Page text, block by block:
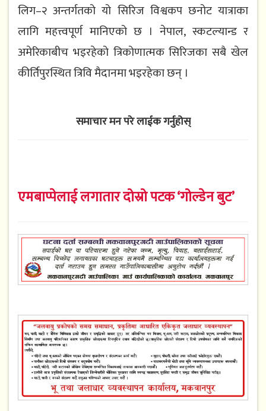
लिग–२ अन्तर्गतको यो सिरिज विश्वकप छनोट यात्राका
लागि महत्त्वपूर्ण मानिएको छ । नेपाल, स्कटल्यान्ड र
अमेरिकाबीच भइरहेको त्रिकोणात्मक सिरिजका सबै खेल
कीर्तिपुरस्थित त्रिवि मैदानमा भइरहेका छन् ।
समाचार मन परे लाईक गर्नुहोस्
एमबाप्पेलाई लगातार दोस्रो पटक ‘गोल्डेन बुट’